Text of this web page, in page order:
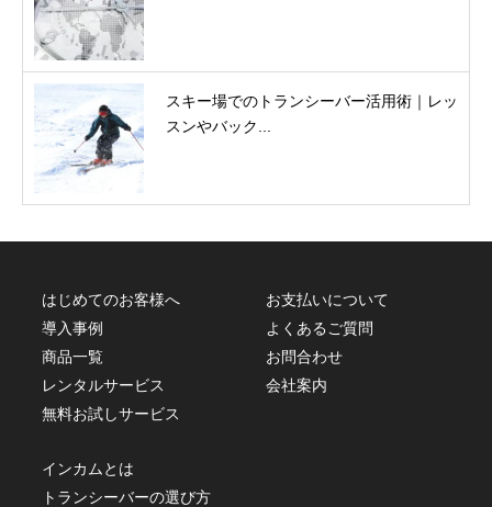
スキー場でのトランシーバー活用術｜レッ
スンやバック...
はじめてのお客様へ
導入事例
商品一覧
レンタルサービス
無料お試しサービス
お支払いについて
よくあるご質問
お問合わせ
会社案内
インカムとは
トランシーバーの選び方